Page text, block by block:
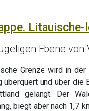
Ebene von
Grenze wird in
überquert und über
gelangt. Der
biegt aber nach 1,7